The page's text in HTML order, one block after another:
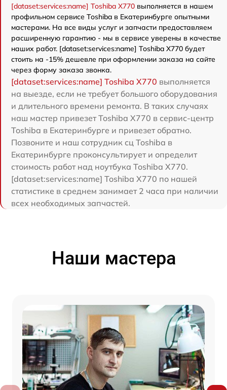
[dataset:services:name] Toshiba X770 выполняется в нашем
профильном сервисе Toshiba в Екатеринбурге опытными
мастерами. На все виды услуг и запчасти предоставляем
расширенную гарантию - мы в сервисе уверены в качестве
наших работ. [dataset:services:name] Toshiba X770 будет
стоить на -15% дешевле при оформлении заказа на сайте
через форму заказа звонка.
[dataset:services:name] Toshiba X770 выполняется
на выезде, если не требует большого оборудования
и длительного времени ремонта. В таких случаях
наш мастер привезет Toshiba X770 в сервис-центр
Toshiba в Екатеринбурге и привезет обратно.
Позвоните и наш сотрудник сц Toshiba в
Екатеринбурге проконсультирует и определит
стоимость работ над ноутбука Toshiba X770.
[dataset:services:name] Toshiba X770 по нашей
статистике в среднем занимает 2 часа при наличии
всех необходимых запчастей.
Наши мастера